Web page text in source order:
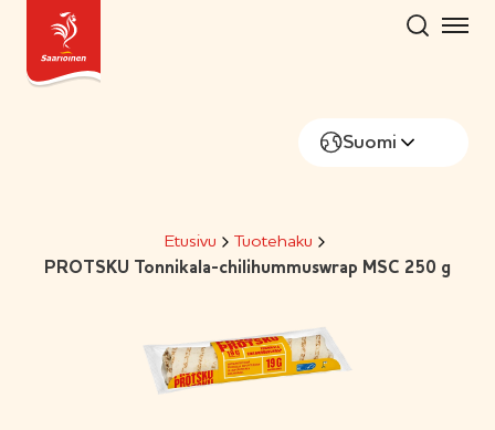
Hyppää
sisältöön
Suomi
Etusivu
Tuotehaku
PROTSKU Tonnikala-chilihummuswrap MSC 250 g